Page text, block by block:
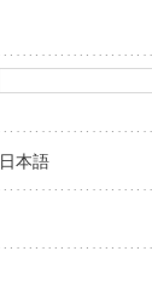
日本語